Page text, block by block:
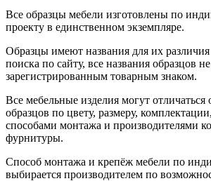
Все образцы мебели изготовлены по
проекту в единственном экземпляре.
Образцы имеют названия для их
поиска по сайту, все названия образцов
зарегистрированным товарным знаком.
Все мебельные изделия могут отличаться
образцов по цвету, размеру,
способами монтажа и производителями
фурнитуры.
Способ монтажа и крепёж мебели по
выбирается производителем по